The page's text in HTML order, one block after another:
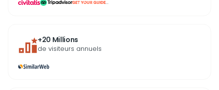
...
+20 Millions
de visiteurs annuels